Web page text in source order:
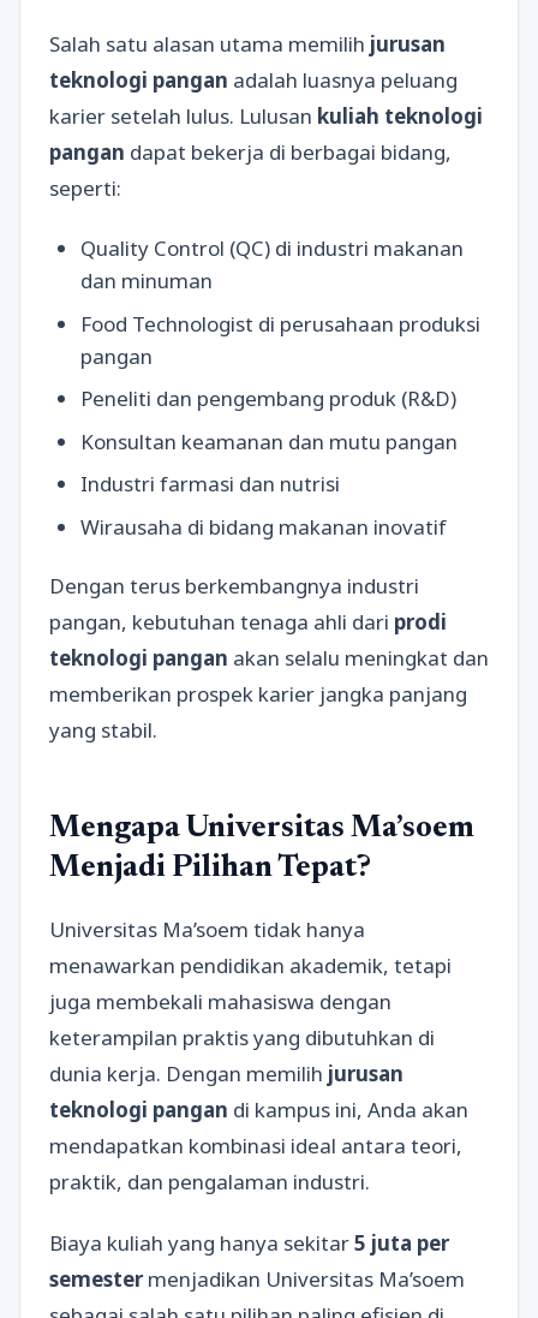
Salah satu alasan utama memilih jurusan
teknologi pangan adalah luasnya peluang
karier setelah lulus. Lulusan kuliah teknologi
pangan dapat bekerja di berbagai bidang,
seperti:
Quality Control (QC) di industri makanan
dan minuman
Food Technologist di perusahaan produksi
pangan
Peneliti dan pengembang produk (R&D)
Konsultan keamanan dan mutu pangan
Industri farmasi dan nutrisi
Wirausaha di bidang makanan inovatif
Dengan terus berkembangnya industri
pangan, kebutuhan tenaga ahli dari prodi
teknologi pangan akan selalu meningkat dan
memberikan prospek karier jangka panjang
yang stabil.
Mengapa Universitas Ma’soem
Menjadi Pilihan Tepat?
Universitas Ma’soem tidak hanya
menawarkan pendidikan akademik, tetapi
juga membekali mahasiswa dengan
keterampilan praktis yang dibutuhkan di
dunia kerja. Dengan memilih jurusan
teknologi pangan di kampus ini, Anda akan
mendapatkan kombinasi ideal antara teori,
praktik, dan pengalaman industri.
Biaya kuliah yang hanya sekitar5 juta per
semestermenjadikan Universitas Ma’soem